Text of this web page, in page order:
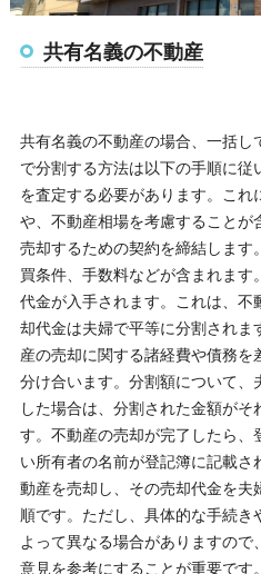
共有名義の不動産
共有名義の不動産の場合、一括
で分割する方法は以下の手順に
を査定する必要があります。こ
や、不動産相場を考慮すること
売却するための契約を締結しま
買条件、手数料などが含まれま
代金が入手されます。これは、
却代金は夫婦で平等に分割され
産の売却に関する諸経費や債務
分け合います。分割額について
した場合は、分割された金額が
す。不動産の売却が完了したら、
い所有者の名前が登記簿に記載
動産を売却し、その売却代金を
順です。ただし、具体的な手続
よって異なる場合がありますの
意見を参考にすることが重要です。